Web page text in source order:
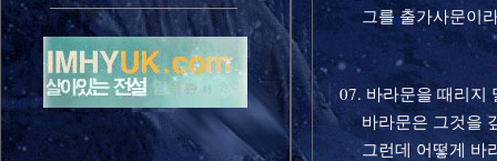
그를 출가사문이라
07. 바라문을 때리지
바라문은 그것을
그런데 어떻게 바